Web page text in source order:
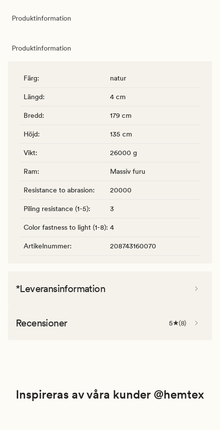
Produktinformation
Produktinformation
Färg: natur
Längd: 4 cm
Bredd: 179 cm
Höjd: 135 cm
Vikt: 26000 g
Ram: Massiv furu
Resistance to abrasion: 20000
Piling resistance (1-5): 3
Color fastness to light (1-8): 4
Artikelnummer: 208743160070
*Leveransinformation
Recensioner 5 (8)
Inspireras av våra kunder @hemtex